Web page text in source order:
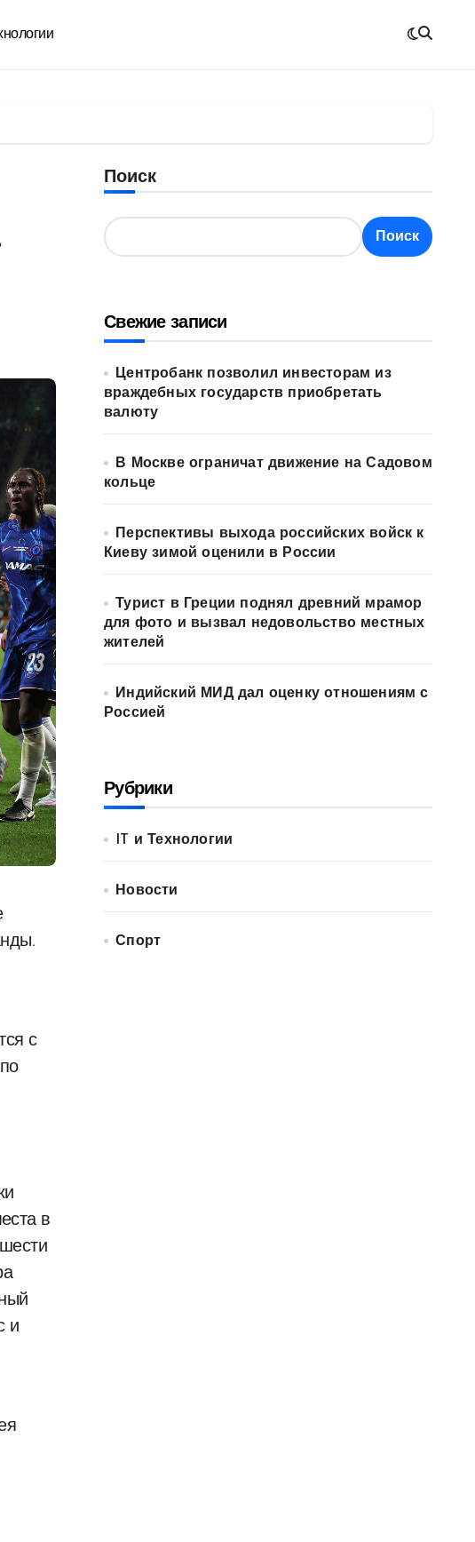
с
в
и
Поиск
Поиск
Свежие записи
Центробанк позволил инвесторам из
враждебных государств приобретать
валюту
В Москве ограничат движение на Садовом
кольце
Перспективы выхода российских войск к
Киеву зимой оценили в России
Турист в Греции поднял древний мрамор
для фото и вызвал недовольство местных
жителей
Индийский МИД дал оценку отношениям с
Россией
Рубрики
IT и Технологии
Новости
Спорт